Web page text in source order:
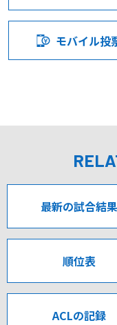
《前半》
甲府のキックオフで
にエリア内からシュ
神がゴールを守る。
序盤は愛媛が甲府陣
に押し戻す甲府。
ルシュートを放つ。
れる。32分には三平
前にグラウンダーの
をする時間が欲しか
っぱり前半ちょっと
の一部ですので、や
て、今自分たちが何
りながらメンバーは
いていくスペースと
は良かったんじゃな
Q:先ほど質問もあり
帯に交代しました。
のかわからないです
モバイル投
最新の試合結果
順位表
ACLの記録